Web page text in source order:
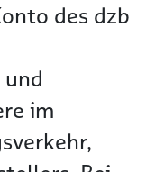
des dzb
im